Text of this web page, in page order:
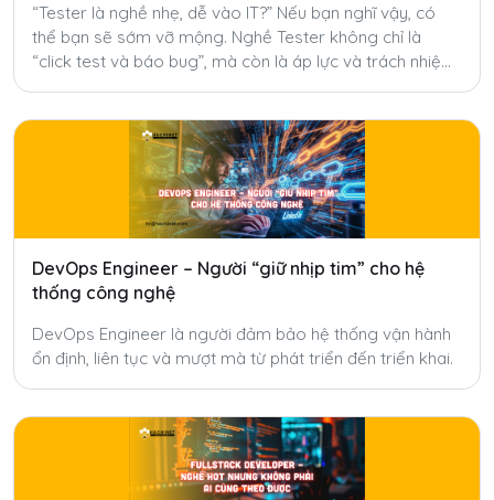
“Tester là nghề nhẹ, dễ vào IT?” Nếu bạn nghĩ vậy, có
thể bạn sẽ sớm vỡ mộng. Nghề Tester không chỉ là
“click test và báo bug”, mà còn là áp lực và trách nhiệm
DevOps Engineer – Người “giữ nhịp tim” cho hệ
thống công nghệ
DevOps Engineer là người đảm bảo hệ thống vận hành
ổn định, liên tục và mượt mà từ phát triển đến triển khai.